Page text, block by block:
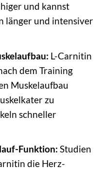
und kannst
länger und intensiver
L-Carnitin
dem Training
Muskelaufbau
zu
schneller
Funktion: Studien
die Herz-